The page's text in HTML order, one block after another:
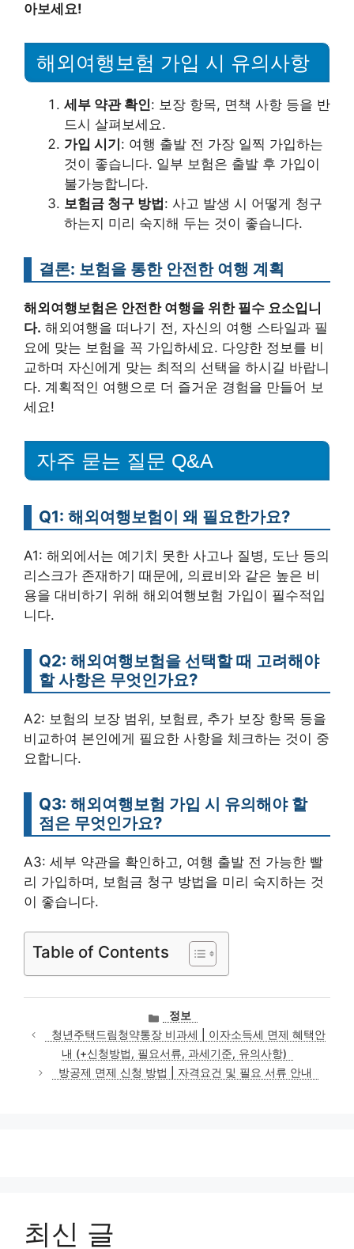
아보세요!
해외여행보험 가입 시 유의사항
세부 약관 확인: 보장 항목, 면책 사항 등을 반
드시 살펴보세요.
가입 시기 : 여행 출발 전 가장 일찍 가입하는
것이 좋습니다. 일부 보험은 출발 후 가입이
불가능합니다.
보험금 청구 방법 : 사고 발생 시 어떻게 청구
하는지 미리 숙지해 두는 것이 좋습니다.
결론: 보험을 통한 안전한 여행 계획
해외여행보험은 안전한 여행을 위한 필수 요소입니
다. 해외여행을 떠나기 전, 자신의 여행 스타일과 필
요에 맞는 보험을 꼭 가입하세요. 다양한 정보를 비
교하며 자신에게 맞는 최적의 선택을 하시길 바랍니
다. 계획적인 여행으로 더 즐거운 경험을 만들어 보
세요!
자주 묻는 질문 Q&A
Q1: 해외여행보험이 왜 필요한가요?
A1: 해외에서는 예기치 못한 사고나 질병, 도난 등의
리스크가 존재하기 때문에, 의료비와 같은 높은 비
용을 대비하기 위해 해외여행보험 가입이 필수적입
니다.
Q2: 해외여행보험을 선택할 때 고려해야
할 사항은 무엇인가요?
A2: 보험의 보장 범위, 보험료, 추가 보장 항목 등을
비교하여 본인에게 필요한 사항을 체크하는 것이 중
요합니다.
Q3: 해외여행보험 가입 시 유의해야 할
점은 무엇인가요?
A3: 세부 약관을 확인하고, 여행 출발 전 가능한 빨
리 가입하며, 보험금 청구 방법을 미리 숙지하는 것
이 좋습니다.
Table of Contents
카
테
고
리
정보
청년주택드림청약통장 비과세 | 이자소득세 면제 혜택안
내 (+신청방법, 필요서류, 과세기준, 유의사항)
방공제 면제 신청 방법 | 자격요건 및 필요 서류 안내
최신 글